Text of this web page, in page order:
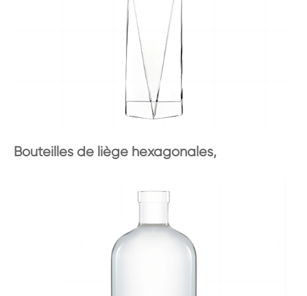
Bouteilles de liège hexagonales,